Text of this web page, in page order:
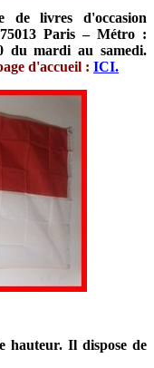
livres d'occasion
Paris – Métro :
du mardi au samedi.
d'accueil : ICI.
hauteur. Il dispose de